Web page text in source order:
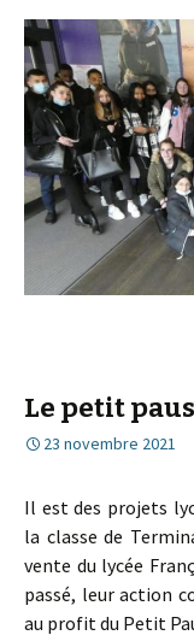
Le petit
23 novembre 2021
Il est des projets
la classe de
vente du lycée
passé, leur action
au profit du Petit